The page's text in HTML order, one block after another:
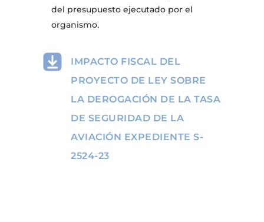
del presupuesto ejecutado por el
organismo.
IMPACTO FISCAL DEL
PROYECTO DE LEY SOBRE
LA DEROGACIÓN DE LA TASA
DE SEGURIDAD DE LA
AVIACIÓN EXPEDIENTE S-
2524-23